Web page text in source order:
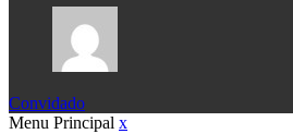
Convidado
Menu Principal x